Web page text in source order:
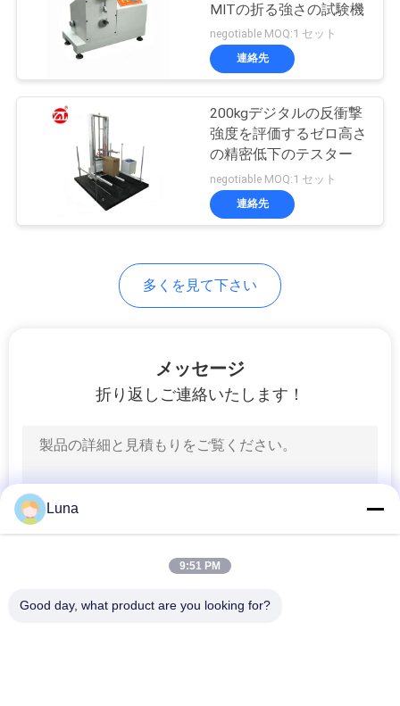
PRIVACY
POLICY
ケーブルの試験機
91
革試験機
携帯電話の試験装置
MITの折る強さの試験機
negotiable MOQ:1 セット
連絡先
200kgデジタルの反衝撃
強度を評価するゼロ高さ
の精密低下のテスター
negotiable MOQ:1 セット
連絡先
多くを見て下さい
メッセージ
折り返しご連絡いたします！
Luna
9:51 PM
Good day, what product are you looking for?